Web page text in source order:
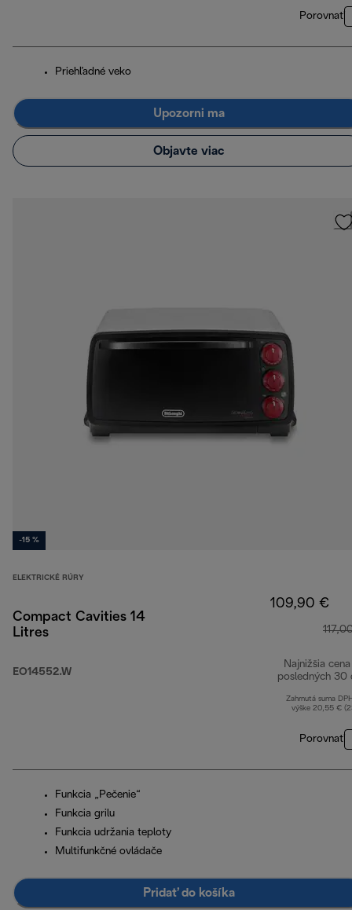
Porovnať
Priehľadné veko
Upozorni ma
Objavte viac
-15 %
ELEKTRICKÉ RÚRY
Compact Cavities 14
Litres
EO14552.W
109,90 €
Najnižšia
posledných 30
Zahrnutá suma
výške 20,55 €
Porovnať
Funkcia „Pečenie“
Funkcia grilu
Funkcia udržania teploty
Multifunkčné ovládače
Pridať do košíka